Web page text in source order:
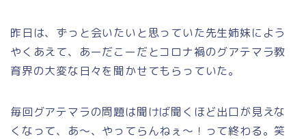
昨日は、ずっと会いたいと思っていた先生姉妹によう
やくあえて、あーだこーだとコロナ禍のグアテマラ教
育界の大変な日々を聞かせてもらっていた。
毎回グアテマラの問題は聞けば聞くほど出口が見えな
くなって、あ～、やってらんねぇ～！って終わる。笑